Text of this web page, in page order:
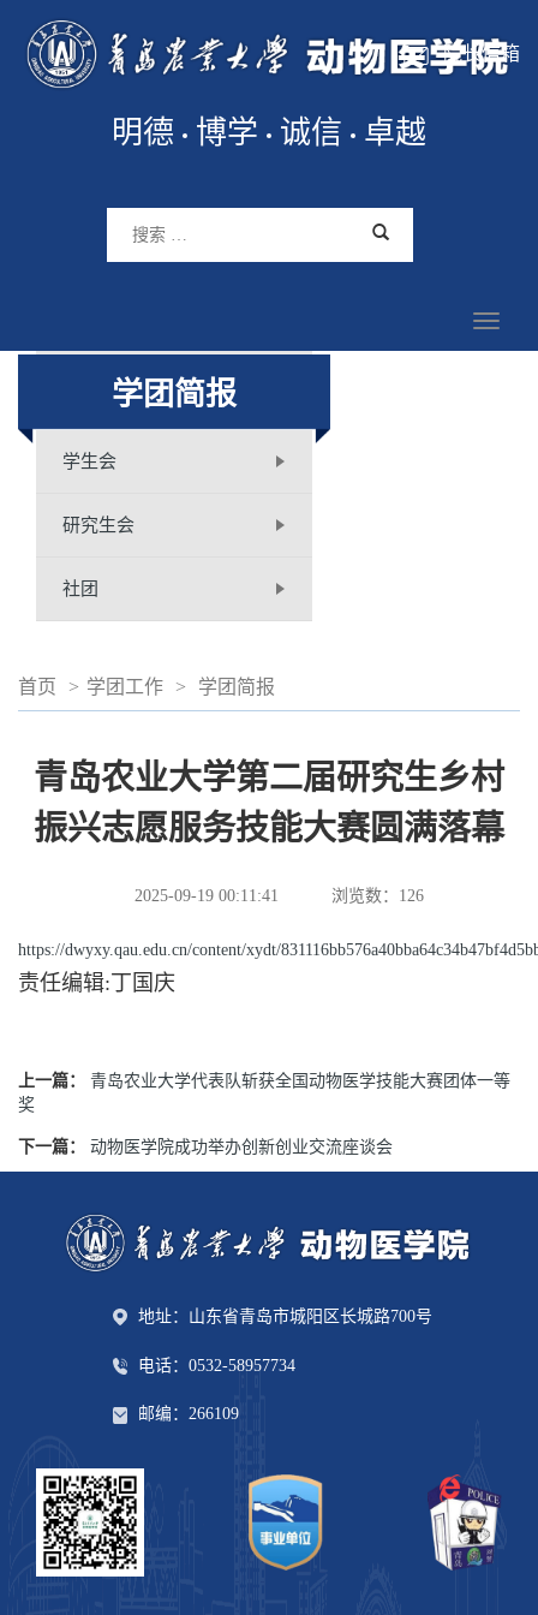
院长信箱
明德 博学 诚信 卓越
学团简报
学生会
研究生会
社团
首页 > 学团工作 > 学团简报
青岛农业大学第二届研究生乡村
振兴志愿服务技能大赛圆满落幕
2025-09-19 00:11:41 浏览数： 126
https://dwyxy.qau.edu.cn/content/xydt/
责任编辑:丁国庆
上一篇：
青岛农业大学代表队斩获全国动物医学技能大赛团体一等
奖
下一篇： 动物医学院成功举办创新创业交流座谈会
地址：山东省青岛市城阳区长城路700号
电话：0532-58957734
邮编：266109